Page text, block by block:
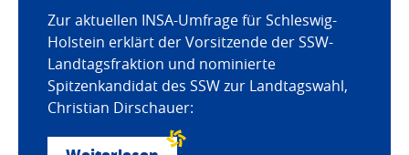
Zur aktuellen INSA-Umfrage für Schleswig-
Holstein erklärt der Vorsitzende der SSW-
Landtagsfraktion und nominierte
Spitzenkandidat des SSW zur Landtagswahl,
Christian Dirschauer: